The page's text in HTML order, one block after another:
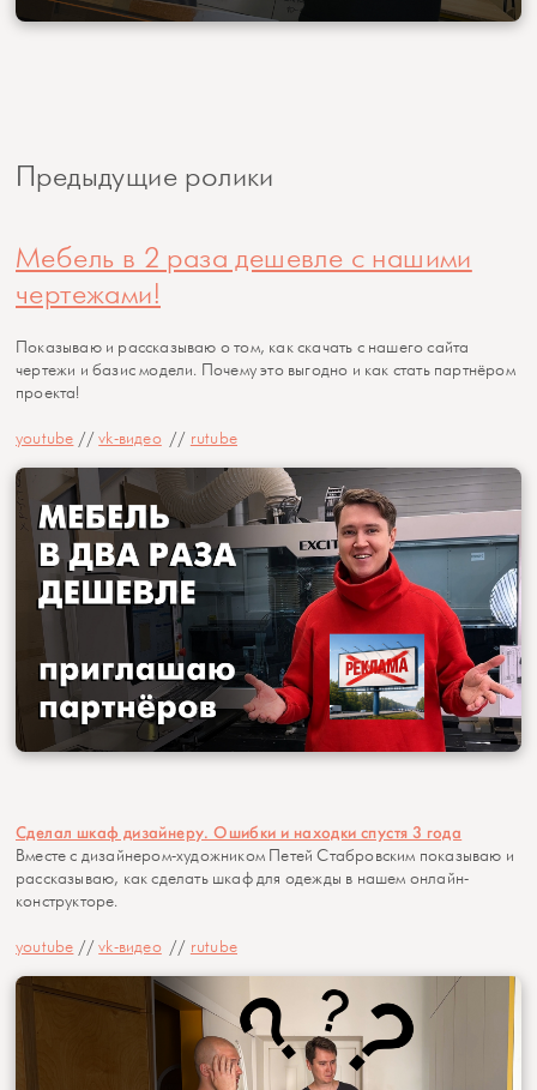
Предыдущие ролики
Мебель в 2 раза дешевле с нашими
чертежами!
Показываю и рассказываю о том, как скачать с нашего сайта
чертежи и базис модели. Почему это выгодно и как стать партнёром
проекта!
youtube //vk-видео // rutube
Сделал шкаф дизайнеру. Ошибки и находки спустя 3 года
Вместе с дизайнером-художником Петей Стабровским показываю и
рассказываю, как сделать шкаф для одежды в нашем онлайн-
конструкторе.
youtube //vk-видео // rutube